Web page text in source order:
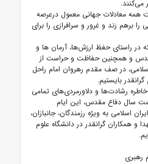
می‌کنند.
همه معادلات جهانی معمول درعرصه
برهم زند و غرور و سرافرازی را برای
راستای حفظ ارزش‌ها، آرمان ها و
و همچنین حفاظت و حراست از
در صف مقدم رهروان امام راحل
بایستیم.
رشادت‌ها و دلاورمردی‌های تمامی
سال دفاع مقدس، این ایام
اسلامی به ویژه رزمندگان، جانبازان،
و همکاران گرانقدر در دانشگاه علوم
رهبری